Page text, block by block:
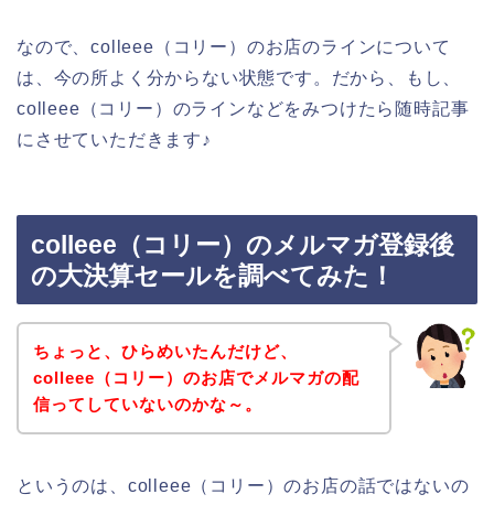
なので、colleee（コリー）のお店のラインについて
は、今の所よく分からない状態です。だから、もし、
colleee（コリー）のラインなどをみつけたら随時記事
にさせていただきます♪
colleee（コリー）のメルマガ登録後
の大決算セールを調べてみた！
ちょっと、ひらめいたんだけど、
colleee（コリー）のお店でメルマガの配
信ってしていないのかな～。
というのは、colleee（コリー）のお店の話ではないの